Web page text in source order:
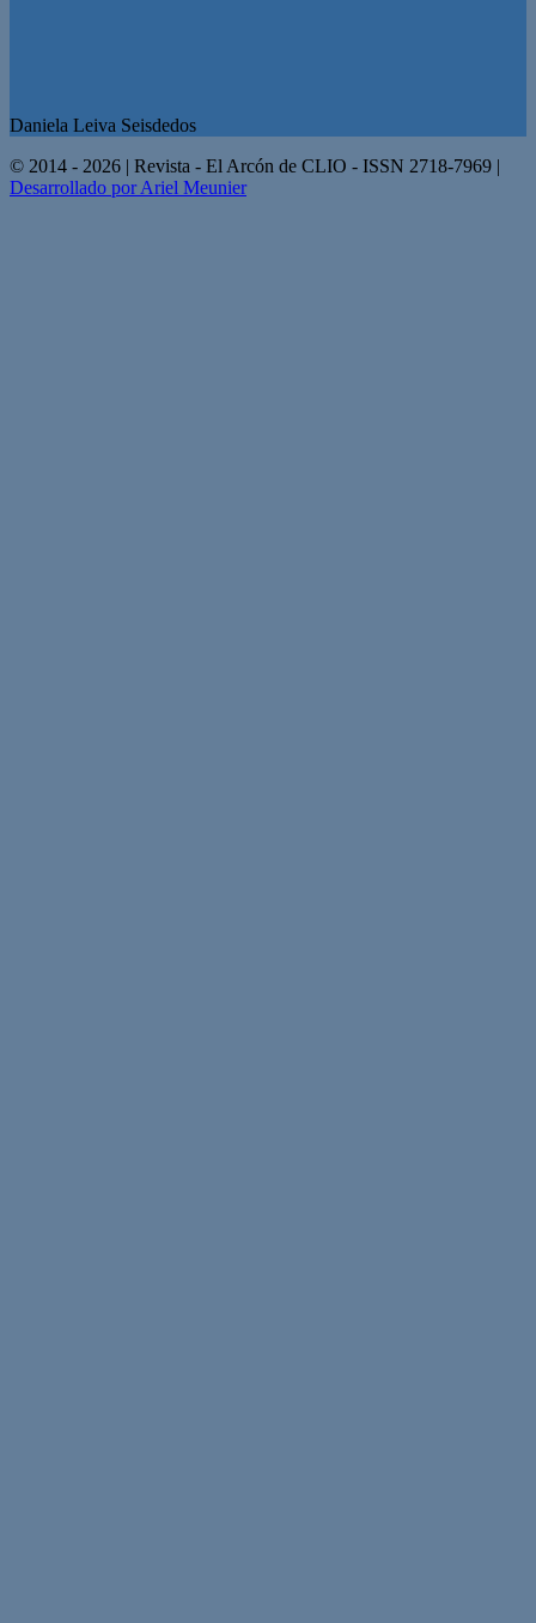
Daniela Leiva Seisdedos
© 2014 - 2026 | Revista - El Arcón de CLIO - ISSN 2718-7969 |
Desarrollado por Ariel Meunier